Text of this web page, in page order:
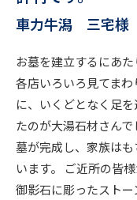
車力牛潟 三宅様
お墓を建立するにあ
各店いろいろ見てま
に、いくどとなく足
たのが大湯石材さん
墓が完成し、家族は
います。 ご近所の皆
御影石に彫ったスト